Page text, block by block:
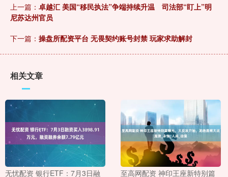
上一篇： 卓越汇 美国“移民执法”争端持续升温 司法部“盯上”明
尼苏达州官员
下一篇： 操盘所配资平台 无畏契约账号封禁 玩家求助解封
相关文章
无忧配资 银行ETF：7月3日融
至高网配资 神印王座新特别篇